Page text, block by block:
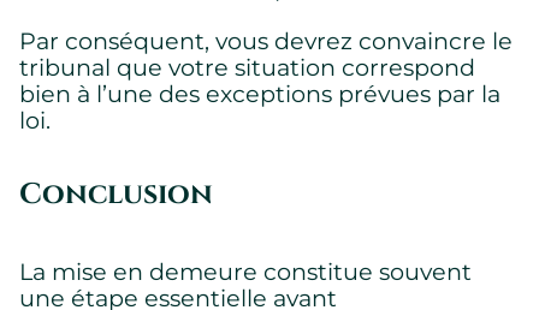
Par conséquent, vous devrez convaincre le
tribunal que votre situation correspond
bien à l’une des exceptions prévues par la
loi.
Conclusion
La mise en demeure constitue souvent
une étape essentielle avant